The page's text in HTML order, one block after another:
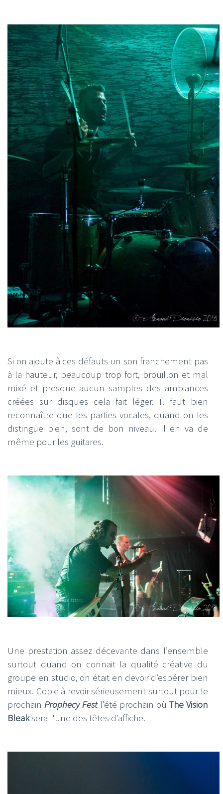
Si on ajoute à ces défauts un son franchement pas
à la hauteur, beaucoup trop fort, brouillon et mal
mixé et presque aucun samples des ambiances
créées sur disques cela fait léger. Il faut bien
reconnaître que les parties vocales, quand on les
distingue bien, sont de bon niveau. Il en va de
même pour les guitares.
Une prestation assez décevante dans l’ensemble
surtout quand on connait la qualité créative du
groupe en studio, on était en devoir d’espérer bien
mieux. Copie à revoir sérieusement surtout pour le
prochain Prophecy Festl’été prochain où The Vision
Bleaksera l'une des têtes d’affiche.